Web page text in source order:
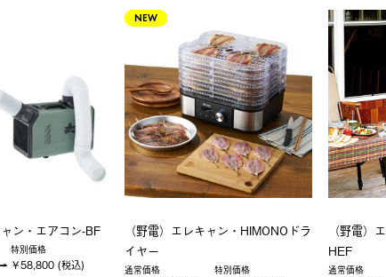
ャン・エアコン-BF
特別価格
￥58,800 (税込)
NEW
（野電）エレキャン・HIMONOドラ
イヤー
通常価格 特別価格
（野電）
HEF
通常価格